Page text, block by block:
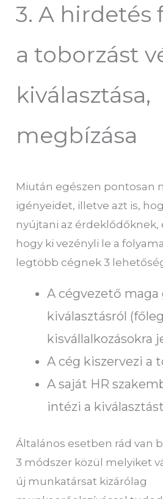
3. A hirdetés
a toborzást
kiválasztása,
megbízása
Miután egészen pontosan
igényeidet, illetve azt is,
nyújtani az
hogy ki vezényli le a
legtöbb cégnek 3
A cégvezető maga
kiválasztásról
kisvállalkozásokra
A cég kiszervezi a
A saját HR
intézi a kiválasztást
Általános esetben rád van
3 módszer közül melyiket
új munkatársat kizárólag